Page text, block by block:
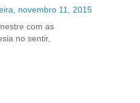
novembro 11, 2015
com as
no sentir,